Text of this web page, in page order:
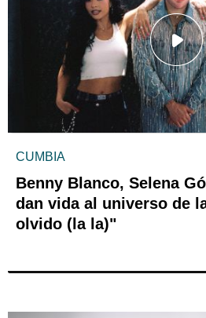
CUMBIA
Benny Blanco, Selena
dan vida al universo de
olvido (la la)"